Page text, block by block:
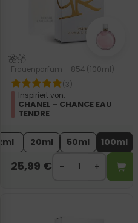
Frauenparfum – 854 (100ml)
(3)
Inspiriert von:
CHANEL - CHANCE EAU
TENDRE
20ml 50ml 100ml
25,99 €